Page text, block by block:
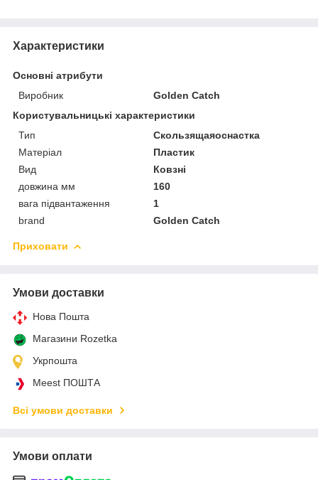
Характеристики
Основні атрибути
Виробник
Golden Catch
Користувальницькі характеристики
Тип
Скользящаяоснастка
Матеріал
Пластик
Вид
Ковзні
довжина мм
160
вага підвантаження
1
brand
Golden Catch
Приховати
Умови доставки
Нова Пошта
Магазини Rozetka
Укрпошта
Meest ПОШТА
Всі умови доставки
Умови оплати